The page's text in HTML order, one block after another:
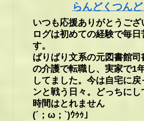
らんどくつんど
いつも応援ありがとうござ
ログは初めての経験で毎日
す。
ばりばり文系の元図書館司
の介護で転職し、実家で1
してました。今は自宅に戻
ンと戦う日々。どっちにし
時間はとれません
(´；ω；`)ｳｩｩ」